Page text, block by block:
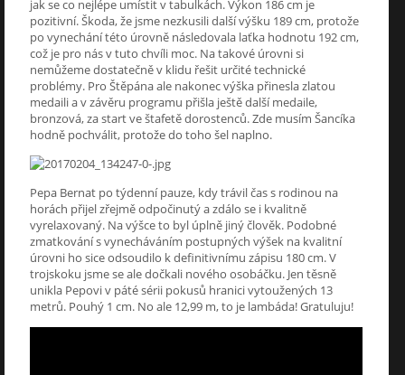
jak se co nejlépe umístit v tabulkách. Výkon 186 cm je
pozitivní. Škoda, že jsme nezkusili další výšku 189 cm, protože
po vynechání této úrovně následovala laťka hodnotu 192 cm,
což je pro nás v tuto chvíli moc. Na takové úrovni si
nemůžeme dostatečně v klidu řešit určité technické
problémy. Pro Štěpána ale nakonec výška přinesla zlatou
medaili a v závěru programu přišla ještě další medaile,
bronzová, za start ve štafetě dorostenců. Zde musím Šancíka
hodně pochválit, protože do toho šel naplno.
Pepa Bernat po týdenní pauze, kdy trávil čas s rodinou na
horách přijel zřejmě odpočinutý a zdálo se i kvalitně
vyrelaxovaný. Na výšce to byl úplně jiný člověk. Podobné
zmatkování s vynecháváním postupných výšek na kvalitní
úrovni ho sice odsoudilo k definitivnímu zápisu 180 cm. V
trojskoku jsme se ale dočkali nového osobáčku. Jen těsně
unikla Pepovi v páté sérii pokusů hranici vytoužených 13
metrů. Pouhý 1 cm. No ale 12,99 m, to je lambáda! Gratuluju!